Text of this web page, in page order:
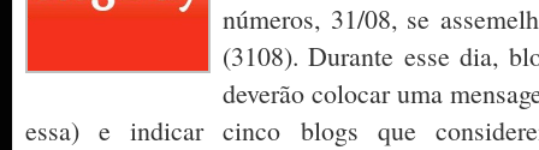
números, 31/08, se
(3108). Durante esse dia,
deverão colocar uma
essa) e indicar cinco blogs que